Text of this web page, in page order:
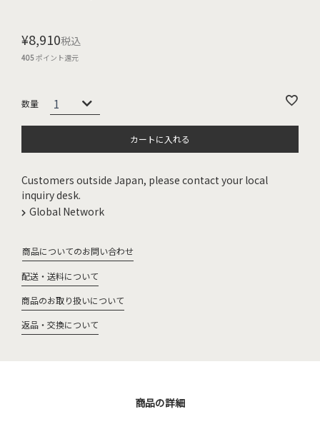
¥8,910税込
405ポイント還元
カートに入れる
Customers outside Japan, please contact your local
inquiry desk.
Global Network
商品についてのお問い合わせ
配送・送料について
商品のお取り扱いについて
返品・交換について
商品の詳細